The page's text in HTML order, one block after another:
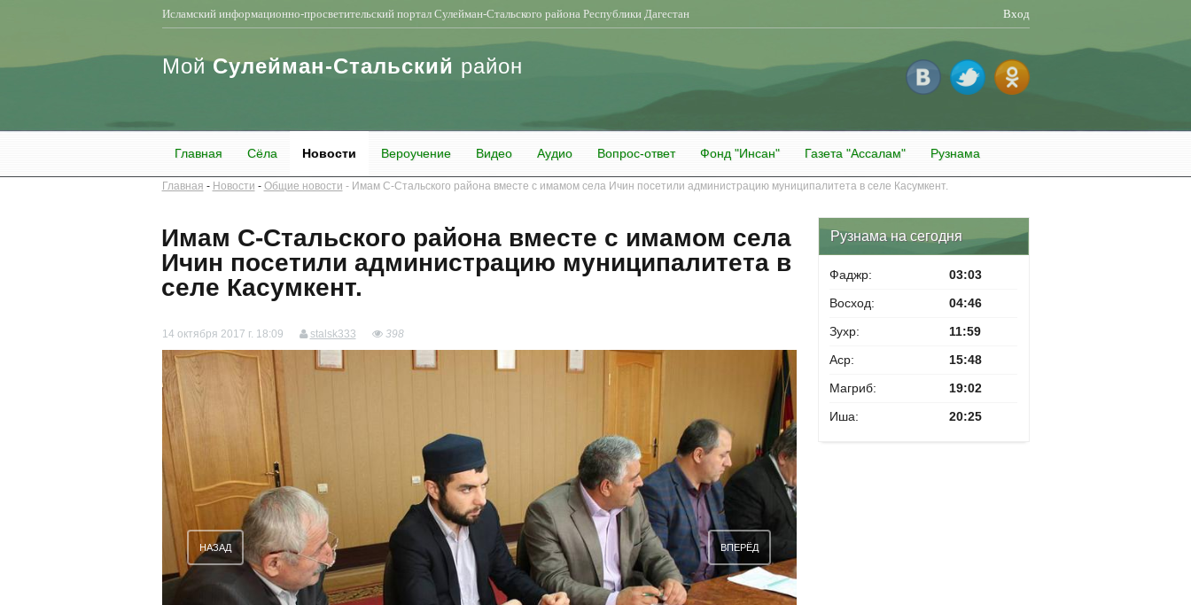
Исламский информационно-просветительский портал Сулейман-Стальского района Республики Дагестан Вход
МойСулейман-Стальский район
Главная Сёла Новости Вероучение Видео Аудио Вопрос-ответ Фонд "Инсан" Газета "Ассалам" Рузнама
Главная Новости Общие новости Имам С-Стальского района вместе с имамом села Ичин посетили администрацию муниципалитета в селе Касумкент.
Имам С-Стальского района вместе с имамом села
Ичин посетили администрацию муниципалитета в
селе Касумкент.
14 октября 2017 г. 18:09 stalsk333 398
НАЗАД ВПЕРЁД
Рузнама на сегодня
Фаджр:
03:03
Восход:
04:46
Зухр:
11:59
Аср:
15:48
Магриб:
19:02
Иша:
20:25